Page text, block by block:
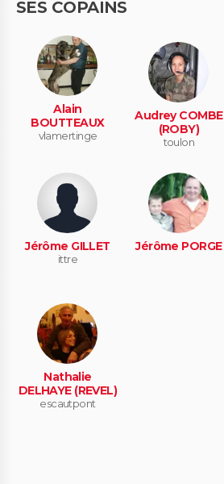
SES COPAINS
Alain
BOUTTEAUX
vlamertinge
Audrey COMBE
(ROBY)
toulon
Jérôme GILLET
ittre
Jérôme PORGE
Nathalie
DELHAYE (REVEL)
escautpont